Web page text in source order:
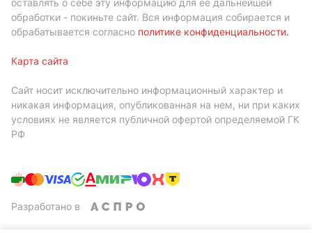
оставлять о себе эту информацию для ее дальнейшей
обработки - покиньте сайт. Вся информация собирается и
обрабатывается согласно политике конфиденциальности.
Карта сайта
Сайт носит исключительно информационный характер и
никакая информация, опубликованная на нем, ни при каких
условиях не является публичной офертой определяемой ГК
РФ
Разработано в